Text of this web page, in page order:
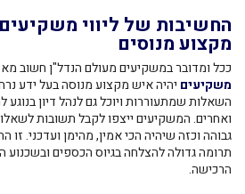
החשיבות של ליווי
מקצוע מנוסים
ככל ומדובר במשקיעים מעולם הנדל"ן חשוב
משקיעים יהיה איש מקצוע מנוסה בעל ידע
השאלות שמתעוררות ויוכל גם לנהל דיון
ואחרים. המשקיעים ייצפו לקבל תשובות
גבוהה וכזה שיהיה הכי אמין, מהימן ועדכני. זו
תרומה גדולה להצלחה בגיוס הכספים
הרכישה.